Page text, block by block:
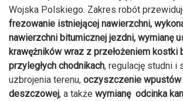
Wojska Polskiego. Zakres robót
frezowanie istniejącej nawierzchni,
nawierzchni bitumicznej jezdni, wymianę
krawężników wraz z przełożeniem kostki
przyległych chodnikach, regulację studni i
uzbrojenia terenu, oczyszczenie wpustów
deszczowej, a także wymianę odcinka